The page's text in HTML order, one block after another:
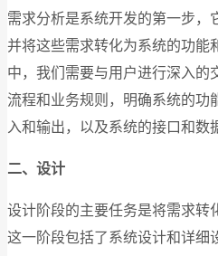
需求分析是系统开发的第一步，
并将这些需求转化为系统的功能
中，我们需要与用户进行深入的
流程和业务规则，明确系统的功
入和输出，以及系统的接口和数
二、设计
设计阶段的主要任务是将需求转
这一阶段包括了系统设计和详细